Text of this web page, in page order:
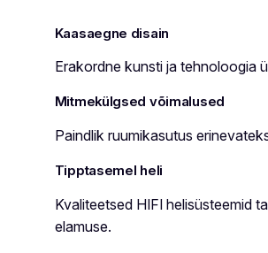
Kaasaegne disain
Erakordne kunsti ja tehnoloogia
Mitmekülgsed võimalused
Paindlik ruumikasutus
Tipptasemel heli
Kvaliteetsed HIFI helisüsteemid
elamuse.